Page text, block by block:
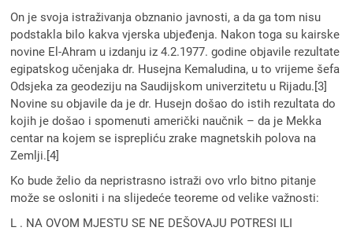
On je svoja istraživanja obznanio javnosti, a da ga tom nisu
podstakla bilo kakva vjerska ubjeđenja. Nakon toga su kairske
novine El-Ahram u izdanju iz 4.2.1977. godine objavile rezultate
egipatskog učenjaka dr. Husejna Kemaludina, u to vrijeme šefa
Odsjeka za geodeziju na Saudijskom univerzitetu u Rijadu.[3]
Novine su objavile da je dr. Husejn došao do istih rezultata do
kojih je došao i spomenuti američki naučnik – da je Mekka
centar na kojem se isprepliću zrake magnetskih polova na
Zemlji.[4]
Ko bude želio da nepristrasno istraži ovo vrlo bitno pitanje
može se osloniti i na slijedeće teoreme od velike važnosti:
L . NA OVOM MJESTU SE NE DEŠOVAJU POTRESI ILI